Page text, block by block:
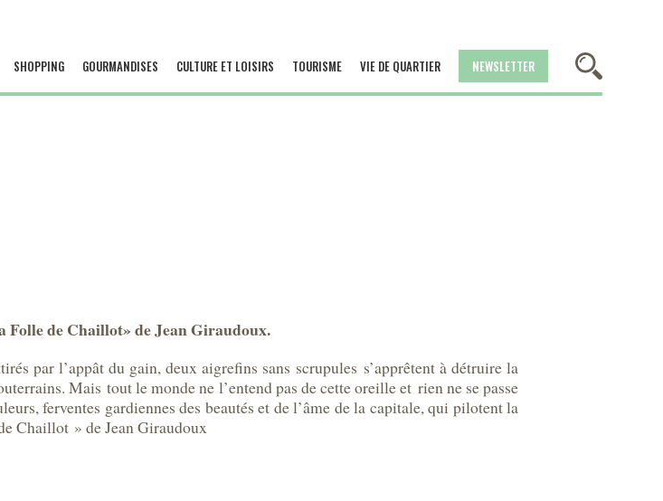
SHOPPING GOURMANDISES CULTURE ET LOISIRS TOURISME VIE DE QUARTIER NEWSLETTER
Folle de Chaillot» de Jean Giraudoux.
par l’appât du gain, deux aigrefins sans scrupules s’apprêtent à détruire la
Mais tout le monde ne l’entend pas de cette oreille et rien ne se passe
ferventes gardiennes des beautés et de l’âme de la capitale, qui pilotent la
Chaillot » de Jean Giraudoux